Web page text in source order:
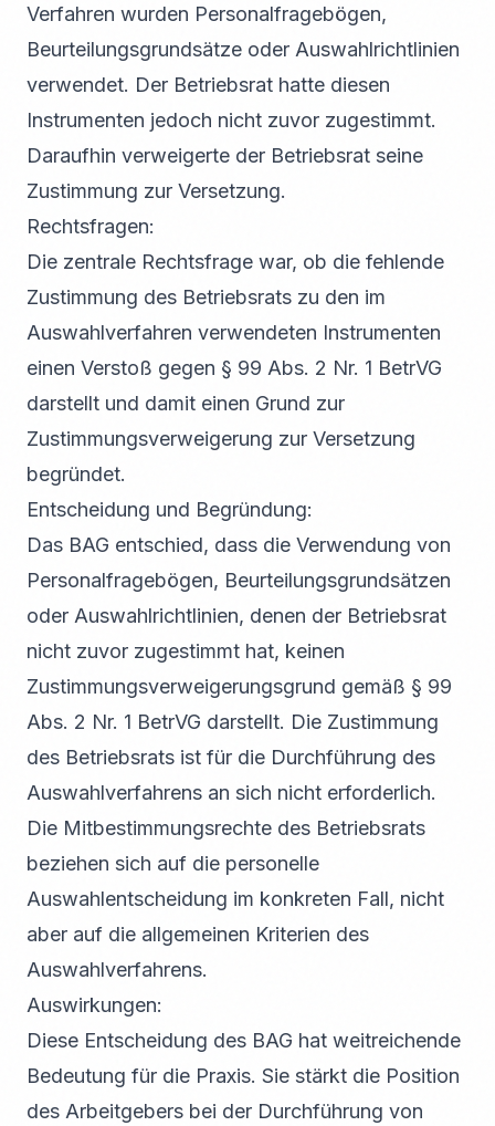
Verfahren wurden Personalfragebögen,
Beurteilungsgrundsätze oder Auswahlrichtlinien
verwendet. Der Betriebsrat hatte diesen
Instrumenten jedoch nicht zuvor zugestimmt.
Daraufhin verweigerte der Betriebsrat seine
Zustimmung zur Versetzung.
Rechtsfragen:
Die zentrale Rechtsfrage war, ob die fehlende
Zustimmung des Betriebsrats zu den im
Auswahlverfahren verwendeten Instrumenten
einen Verstoß gegen § 99 Abs. 2 Nr. 1 BetrVG
darstellt und damit einen Grund zur
Zustimmungsverweigerung zur Versetzung
begründet.
Entscheidung und Begründung:
Das BAG entschied, dass die Verwendung von
Personalfragebögen, Beurteilungsgrundsätzen
oder Auswahlrichtlinien, denen der Betriebsrat
nicht zuvor zugestimmt hat, keinen
Zustimmungsverweigerungsgrund gemäß § 99
Abs. 2 Nr. 1 BetrVG darstellt. Die Zustimmung
des Betriebsrats ist für die Durchführung des
Auswahlverfahrens an sich nicht erforderlich.
Die Mitbestimmungsrechte des Betriebsrats
beziehen sich auf die personelle
Auswahlentscheidung im konkreten Fall, nicht
aber auf die allgemeinen Kriterien des
Auswahlverfahrens.
Auswirkungen:
Diese Entscheidung des BAG hat weitreichende
Bedeutung für die Praxis. Sie stärkt die Position
des Arbeitgebers bei der Durchführung von